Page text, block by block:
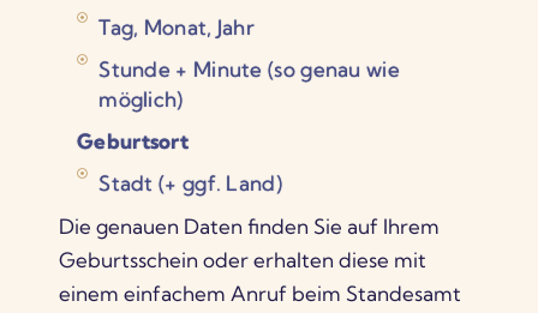
Tag, Monat, Jahr
Stunde + Minute (so genau wie
möglich)
Geburtsort
Stadt (+ ggf. Land)
Die genauen Daten finden Sie auf Ihrem
Geburtsschein oder erhalten diese mit
einem einfachem Anruf beim Standesamt